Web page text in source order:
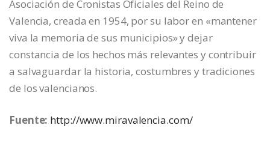
Asociación de Cronistas Oficiales del Reino de
Valencia, creada en 1954, por su labor en «mantener
viva la memoria de sus municipios» y dejar
constancia de los hechos más relevantes y contribuir
a salvaguardar la historia, costumbres y tradiciones
de los valencianos.
Fuente: http://www.miravalencia.com/